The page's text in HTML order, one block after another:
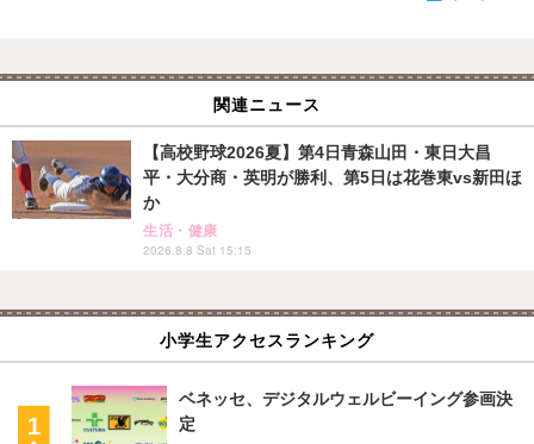
関連ニュース
【高校野球2026夏】第4日青森山田・東日大昌
平・大分商・英明が勝利、第5日は花巻東vs新田ほ
か
生活・健康
2026.8.8 Sat 15:15
小学生アクセスランキング
ベネッセ、デジタルウェルビーイング参画決
定